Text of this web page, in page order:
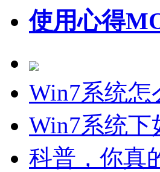
使用心得
Win7系统
Win7系统下
科普，你真